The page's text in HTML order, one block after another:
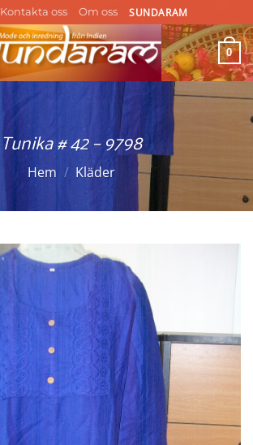
Kontakta oss Om oss SUNDARAM
0
Tunika # 42 – 9798
Hem / Kläder